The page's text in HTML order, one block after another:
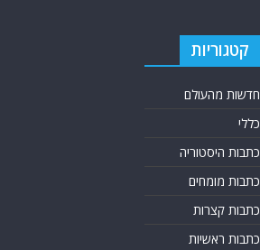
קטגוריות
חדשות מהעולם
כללי
כתבות היסטוריה
כתבות מומחים
כתבות קצרות
כתבות ראשיות